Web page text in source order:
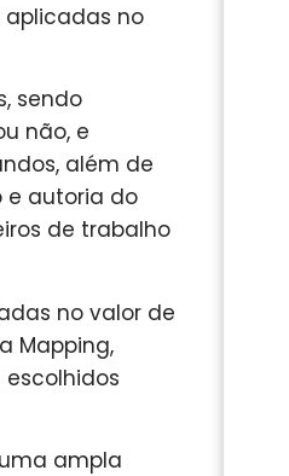
no
sendo
não, e
além de
e autoria do
de trabalho
no valor de
Mapping,
ampla